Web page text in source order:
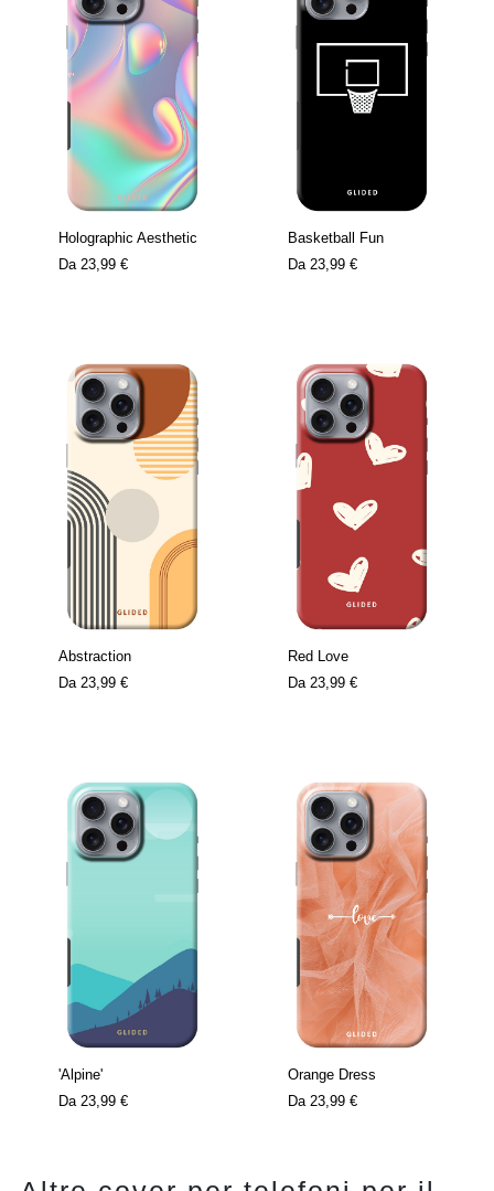
Holographic Aesthetic
Da 23,99 €
Basketball Fun
Da 23,99 €
Abstraction
Da 23,99 €
Red Love
Da 23,99 €
'Alpine'
Da 23,99 €
Orange Dress
Da 23,99 €